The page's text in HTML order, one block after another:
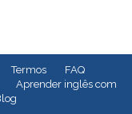
Termos
FAQ
Aprender inglês com